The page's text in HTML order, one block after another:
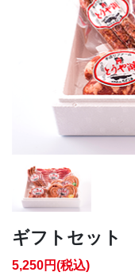
ギフトセット
5,250円(税込)